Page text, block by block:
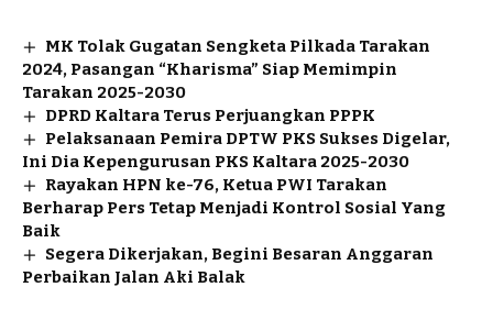
MK Tolak Gugatan Sengketa Pilkada Tarakan
2024, Pasangan “Kharisma” Siap Memimpin
Tarakan 2025-2030
DPRD Kaltara Terus Perjuangkan PPPK
Pelaksanaan Pemira DPTW PKS Sukses Digelar,
Ini Dia Kepengurusan PKS Kaltara 2025-2030
Rayakan HPN ke-76, Ketua PWI Tarakan
Berharap Pers Tetap Menjadi Kontrol Sosial Yang
Baik
Segera Dikerjakan, Begini Besaran Anggaran
Perbaikan Jalan Aki Balak